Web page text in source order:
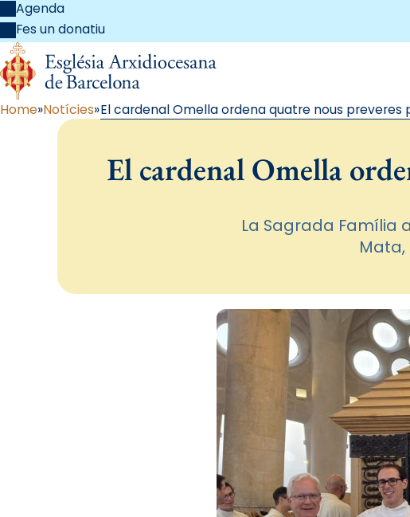
Agenda
Fes un donatiu
Home Notícies El cardenal Omella ordena quatre nous preveres
El cardenal Omella
La Sagrada Família
Mata,